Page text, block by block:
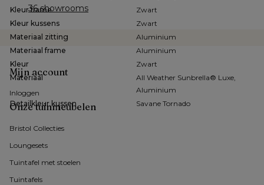
Kleur frame
Zwart
Kleur kussens
Zwart
Materiaal zitting
Aluminium
Materiaal frame
Aluminium
Kleur
Zwart
Materiaal
All Weather Sunbrella® Luxe,
Aluminium
Detailkleur kussen
Savane Tornado
36 showrooms
Onze tuinmeubelen
Bristol Collecties
Loungesets
Tuintafel met stoelen
Tuintafels
Mijn account
Inloggen